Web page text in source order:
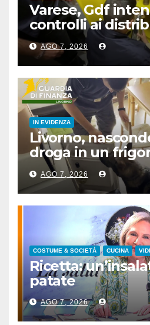
Varese, Gdf
controlli ai
carburante, 6
AGO 7, 2026
IN EVIDENZA
Livorno,
droga in un
arresti
AGO 7, 2026
COSTUME & SOCIETÀ CUCINA
Ricetta:
patate
AGO 7, 2026